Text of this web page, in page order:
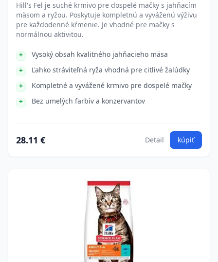
Hill's Fel je suché krmivo pre dospelé mačky s jahňacím
mäsom a ryžou. Poskytuje kompletnú a vyváženú výživu
pre každodenné kŕmenie. Je vhodné pre mačky s
normálnou aktivitou.
Vysoký obsah kvalitného jahňacieho mäsa
Ľahko stráviteľná ryža vhodná pre citlivé žalúdky
Kompletné a vyvážené krmivo pre dospelé mačky
Bez umelých farbív a konzervantov
28.11 € Detail kúpiť